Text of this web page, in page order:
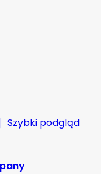
Szybki podgląd